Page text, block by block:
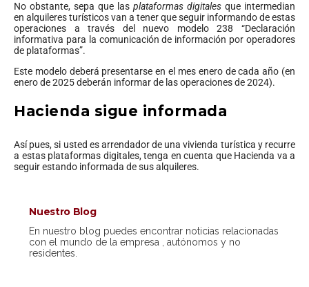
No obstante, sepa que las plataformas digitales que intermedian
en alquileres turísticos van a tener que seguir informando de estas
operaciones a través del nuevo modelo 238 “Declaración
informativa para la comunicación de información por operadores
de plataformas”.
Este modelo deberá presentarse en el mes enero de cada año (en
enero de 2025 deberán informar de las operaciones de 2024).
Hacienda sigue informada
Así pues, si usted es arrendador de una vivienda turística y recurre
a estas plataformas digitales, tenga en cuenta que Hacienda va a
seguir estando informada de sus alquileres.
Nuestro Blog
En nuestro blog puedes encontrar noticias relacionadas
con el mundo de la empresa , autónomos y no
residentes.